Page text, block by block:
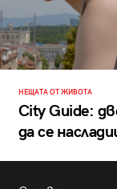
НЕЩАТА ОТ ЖИВОТА
City Guide:
да се